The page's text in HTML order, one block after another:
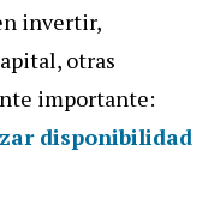
invertir,
otras
importante:
disponibilidad